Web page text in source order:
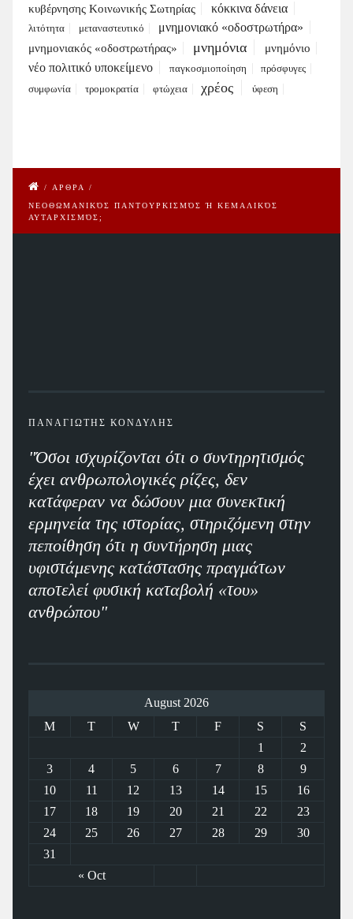
κυβέρνησης Κοινωνικής Σωτηρίας κόκκινα δάνεια
λιτότητα μεταναστευτικό μνημονιακό «οδοστρωτήρα»
μνημονιακός «οδοστρωτήρας» μνημόνια μνημόνιο
νέο πολιτικό υποκείμενο παγκοσμιοποίηση
πρόσφυγες
συμφωνία
τρομοκρατία φτώχεια χρέος ύφεση
/ ΑΡΘΡΑ /
ΝΕΟΘΩΜΑΝΙΚΌΣ ΠΑΝΤΟΥΡΚΙΣΜΌΣ Ή ΚΕΜΑΛΙΚΌΣ
ΑΥΤΑΡΧΙΣΜΌΣ;
ΠΑΝΑΓΙΩΤΗΣ ΚΟΝΔΥΛΗΣ
"Όσοι ισχυρίζονται ότι ο συντηρητισμός
έχει ανθρωπολογικές ρίζες, δεν
κατάφεραν να δώσουν μια συνεκτική
ερμηνεία της ιστορίας, στηριζόμενη στην
πεποίθηση ότι η συντήρηση μιας
υφιστάμενης κατάστασης πραγμάτων
αποτελεί φυσική καταβολή «του»
ανθρώπου"
August 2026
M
T W T F S S
« Oct
1
2
3
4 5 6 7 8
9
10
11 12 13 14 15
16
17
18 19 20 21 22
23
24
25 26 27 28 29
30
31